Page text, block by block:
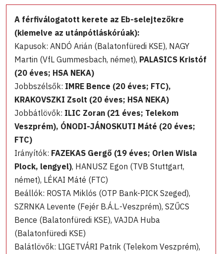
A férfiválogatott kerete az Eb-selejtezőkre
(kiemelve az utánpótláskórúak):
Kapusok: ANDÓ Arián (Balatonfüredi KSE), NAGY
Martin (VfL Gummesbach, német), PALASICS Kristóf
(20 éves; HSA NEKA)
Jobbszélsők: IMRE Bence (20 éves; FTC),
KRAKOVSZKI Zsolt (20 éves; HSA NEKA)
Jobbátlövők: ILIC Zoran (21 éves; Telekom
Veszprém), ÓNODI-JÁNOSKUTI Máté (20 éves;
FTC)
Irányítók: FAZEKAS Gergő (19 éves; Orlen Wisla
Plock, lengyel), HANUSZ Egon (TVB Stuttgart,
német), LÉKAI Máté (FTC)
Beállók: ROSTA Miklós (OTP Bank-PICK Szeged),
SZRNKA Levente (Fejér B.Á.L.-Veszprém), SZŰCS
Bence (Balatonfüredi KSE), VAJDA Huba
(Balatonfüredi KSE)
Balátlövők: LIGETVÁRI Patrik (Telekom Veszprém),